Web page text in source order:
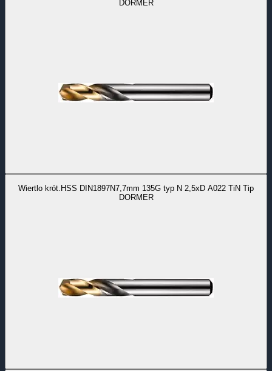
DORMER
Wiertlo krót.HSS DIN1897N7,7mm 135G typ N 2,5xD A022 TiN Tip
DORMER